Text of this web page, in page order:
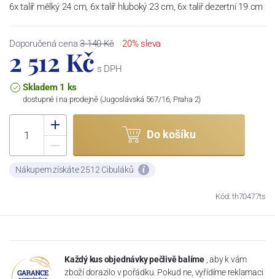
6x talíř mělký 24 cm, 6x talíř hluboký 23 cm, 6x talíř dezertní 19 cm
Doporučená cena3 140 Kč 20% sleva
2 512 Kč s DPH
Skladem 1 ks
dostupné i na prodejně (Jugoslávská 567/16, Praha 2)
Do košíku
Nákupem získáte 2512 Cibuláků
Kód: th70477ts
Každý kus objednávky pečlivě balíme , aby k vám
zboží dorazilo v pořádku. Pokud ne, vyřídíme reklamaci